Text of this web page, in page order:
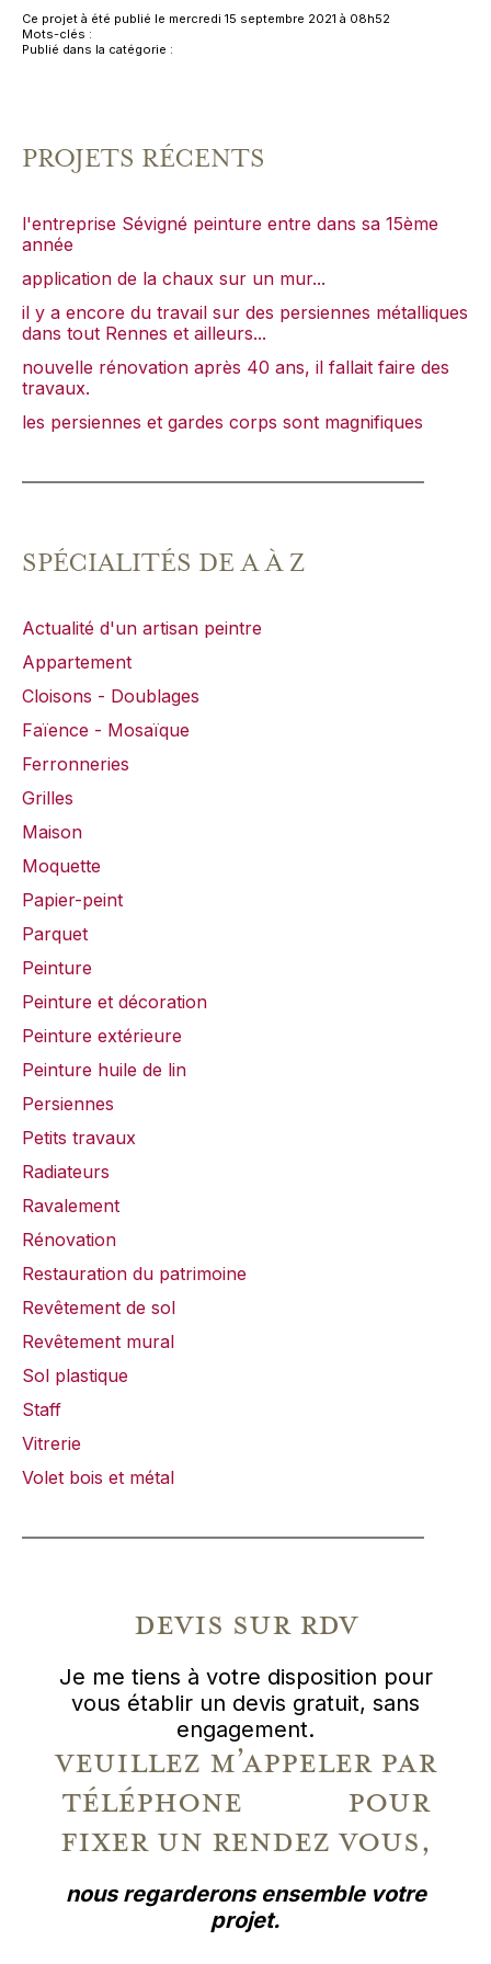
Ce projet à été publié le mercredi 15 septembre 2021 à 08h52
Mots-clés :
Publié dans la catégorie :
PROJETS RÉCENTS
l'entreprise Sévigné peinture entre dans sa 15ème
année
application de la chaux sur un mur...
il y a encore du travail sur des persiennes métalliques
dans tout Rennes et ailleurs...
nouvelle rénovation après 40 ans, il fallait faire des
travaux.
les persiennes et gardes corps sont magnifiques
SPÉCIALITÉS DE A À Z
Actualité d'un artisan peintre
Appartement
Cloisons - Doublages
Faïence - Mosaïque
Ferronneries
Grilles
Maison
Moquette
Papier-peint
Parquet
Peinture
Peinture et décoration
Peinture extérieure
Peinture huile de lin
Persiennes
Petits travaux
Radiateurs
Ravalement
Rénovation
Restauration du patrimoine
Revêtement de sol
Revêtement mural
Sol plastique
Staff
Vitrerie
Volet bois et métal
devis sur rdv
Je me tiens à votre disposition pour
vous établir un devis gratuit, sans
engagement.
veuillez m’appeler par
téléphone pour
fixer un rendez vous,
nous regarderons ensemble votre
projet.